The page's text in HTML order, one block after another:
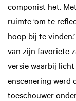
componist het.
ruimte ‘om te
hoop bij te
van zijn favoriete
versie waarbij
enscenering werd
toeschouwer